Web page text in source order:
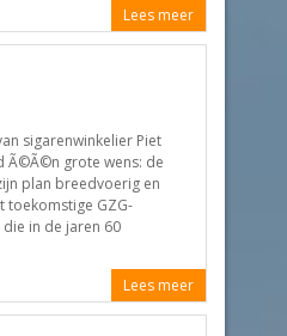
Lees meer
sigarenwinkelier Piet
Ã©Ã©n grote wens: de
plan breedvoerig en
toekomstige GZG-
in de jaren 60
Lees meer